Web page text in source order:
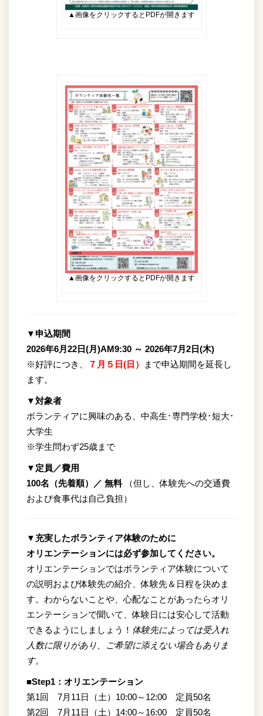
▲画像をクリックするとPDFが開きます
▲画像をクリックするとPDFが開きます
▼申込期間
2026年6月22日(月)AM9:30 ～ 2026年7月2日(木)
※好評につき、
７月５日(日）
まで申込期間を延長し
ます。
▼対象者
ボランティアに興味のある、中高生･専門学校･短大･
大学生
※学生問わず25歳まで
▼定員／費用
100名（先着順）／ 無料
（但し、体験先への交通費
および食事代は自己負担）
▼充実したボランティア体験のために
オリエンテーションには必ず参加してください。
オリエンテーションではボランティア体験について
の説明および体験先の紹介、体験先＆日程を決めま
す。わからないことや、心配なことがあったらオリ
エンテーションで聞いて、体験日には安心して活動
できるようにしましょう！ 体験先によっては受入れ
人数に限りがあり、ご希望に添えない場合もありま
す。
■Step1：オリエンテーション
第1回 7月11日（土）10:00～12:00 定員50名
第2回 7月11日（土）14:00～16:00 定員50名